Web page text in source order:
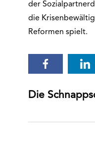
der
die
Reformen spielt.
Die